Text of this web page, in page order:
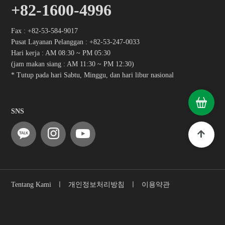
+82-1600-4996
Fax : +82-53-584-9017
Pusat Layanan Pelanggan :+82-53-247-0033
Hari kerja : AM 08:30 ~ PM 05:30
(jam makan siang : AM 11:30 ~ PM 12:30)
* Tutup pada hari Sabtu, Minggu, dan hari libur nasional
SNS
Tentang Kami 개인정보처리방침 이용약관